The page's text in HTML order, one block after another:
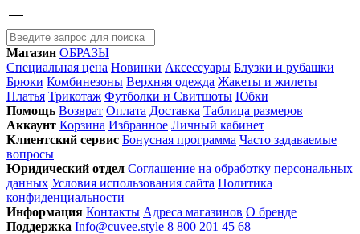
Магазин ОБРАЗЫ
Специальная цена Новинки Аксессуары Блузки и рубашки
Брюки Комбинезоны Верхняя одежда Жакеты и жилеты
Платья Трикотаж Футболки и Свитшоты Юбки
Помощь Возврат Оплата Доставка Таблица размеров
Аккаунт Корзина Избранное Личный кабинет
Клиентский сервис Бонусная программа Часто задаваемые
вопросы
Юридический отдел Соглашение на обработку персональных
данных Условия использования сайта Политика
конфиденциальности
Информация Контакты Адреса магазинов О бренде
Поддержка Info@cuvee.style 8 800 201 45 68